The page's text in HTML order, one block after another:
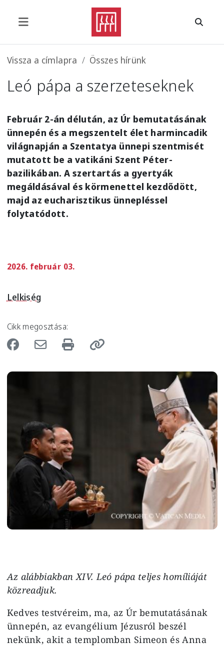
Morzsa
Vissza a címlapra Összes hírünk
Leó pápa a szerzeteseknek
Február 2-án délután, az Úr bemutatásának
ünnepén és a megszentelt élet harmincadik
világnapján a Szentatya ünnepi szentmisét
mutatott be a vatikáni Szent Péter-
bazilikában. A szertartás a gyertyák
megáldásával és körmenettel kezdődött,
majd az eucharisztikus ünnepléssel
folytatódott.
2026. február 03.
Lelkiség
Cikk megosztása:
Image
Az alábbiakban XIV. Leó pápa teljes homíliáját
közreadjuk.
Kedves testvéreim, ma, az Úr bemutatásának
ünnepén, az evangélium Jézusról beszél
nekünk, akit a templomban Simeon és Anna